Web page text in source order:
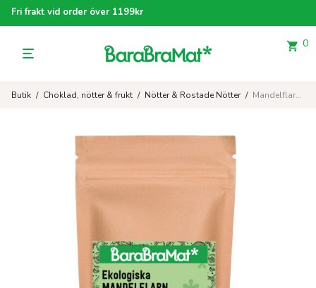
Fri frakt vid order över 1199kr
0
Butik / Choklad, nötter & frukt / Nötter & Rostade Nötter / Mandelflarn EKO